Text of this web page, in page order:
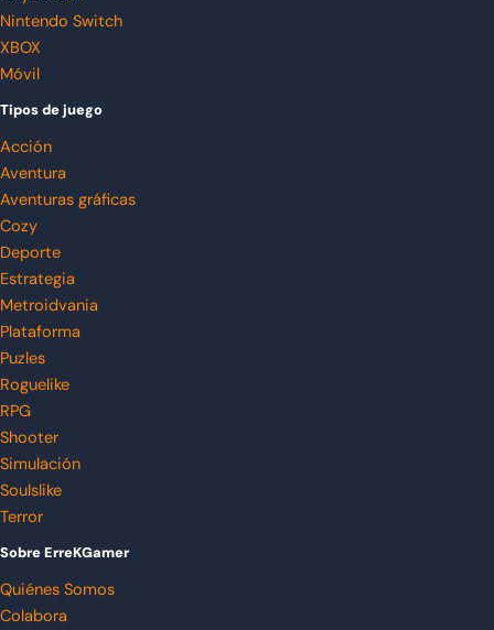
Nintendo Switch
XBOX
Móvil
Tipos de juego
Acción
Aventura
Aventuras gráficas
Cozy
Deporte
Estrategia
Metroidvania
Plataforma
Puzles
Roguelike
RPG
Shooter
Simulación
Soulslike
Terror
Sobre ErreKGamer
Quiénes Somos
Colabora